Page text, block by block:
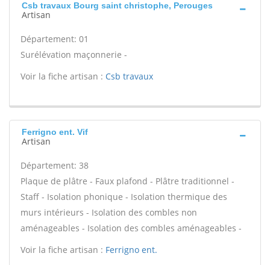
Csb travaux Bourg saint christophe, Perouges
Artisan
Département: 01
Surélévation maçonnerie -
Voir la fiche artisan : Csb travaux
Ferrigno ent. Vif
Artisan
Département: 38
Plaque de plâtre - Faux plafond - Plâtre traditionnel -
Staff - Isolation phonique - Isolation thermique des
murs intérieurs - Isolation des combles non
aménageables - Isolation des combles aménageables -
Voir la fiche artisan : Ferrigno ent.